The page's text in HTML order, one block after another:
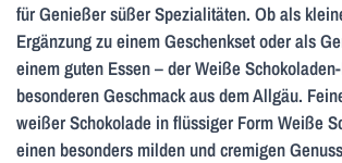
für Genießer süßer Spezialitäten. Ob als
Ergänzung zu einem Geschenkset oder als
einem guten Essen – der Weiße
besonderen Geschmack aus dem Allgäu.
weißer Schokolade in flüssiger Form Weiße
einen besonders milden und cremigen